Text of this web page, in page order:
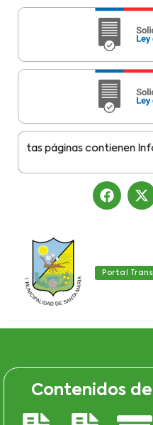
páginas contienen
Portal
Contenidos